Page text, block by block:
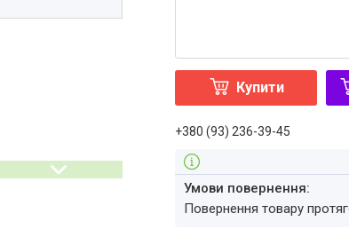
Купити
+380 (93) 236-39-45
повернення товару